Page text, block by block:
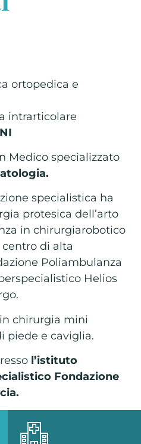
ortopedica e
intrarticolare
Medico specializzato
specialistica ha
protesica dell’arto
in chirurgiarobotico
di alta
Poliambulanza
Helios
chirurgia mini
piede e caviglia.
l’istituto
Fondazione